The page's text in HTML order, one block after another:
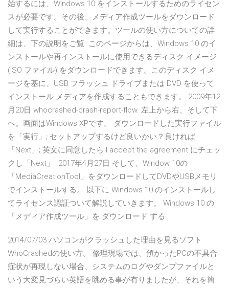
始するには、Windows 10 をインストールするためのライセン
スが必要です。その後、メディア作成ツールをダウンロード
して実行することができます。ツールの使い方についての詳
細は、下の説明をご覧 このページからは、Windows 10 のイ
ンストールや再インストールに使用できるディスク イメージ
(ISO ファイル) をダウンロードできます。このディスク イメ
ージを基に、USB フラッシュ ドライブまたは DVD を使って
インストール メディアを作成することもできます。 2009年12
月20日 whocrashed-crash-report-flow. 左上から右、そして下
へ。画面はWindows XPです。 ダウンロードした実行ファイル
を「実行」; セットアップするけど良いかい？良ければ
「Next」; 英文に同意したら I accept the agreement にチェッ
クし「Next」 2017年4月27日 そして、Window 10の
「MediaCreationTool」をダウンロードしてDVDやUSBメモリ
でインストールする。 以下に Windows 10 のインストールし
てライセンス認証ついて解説していきます。 Windows 10 の
「メディア作成ツール」を ダウンロード する.
2014/07/03 パソコンがクラッシュした理由を見るソフト
WhoCrashedの使い方。 修理現場では、預かったPCの不具合
症状が再現しない場合、システムのログやダンプファイルと
いう大変見づらい英語を眺める事が有りましたが、それを簡